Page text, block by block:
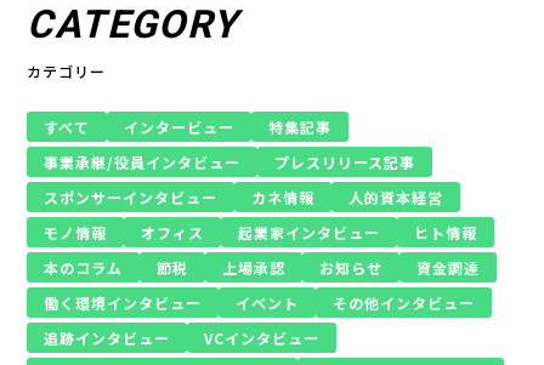
CATEGORY
カテゴリー
すべて インタービュー
特集記事
事業承継/役員インタビュー
プレスリリース記事
スポンサーインタビュー
カネ情報
人的資本経営
モノ情報
オフィス 起業家インタビュー
ヒト情報
本のコラム
節税 上場承認 お知らせ
資金調達
働く環境インタビュー
イベント
その他インタビュー
追跡インタビュー
VCインタビュー